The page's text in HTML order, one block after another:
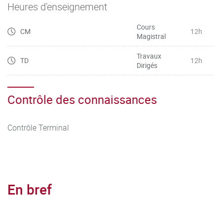
Heures d'enseignement
CM
Cours
Magistral
12h
TD
Travaux
Dirigés
12h
Contrôle des connaissances
Contrôle Terminal
En bref